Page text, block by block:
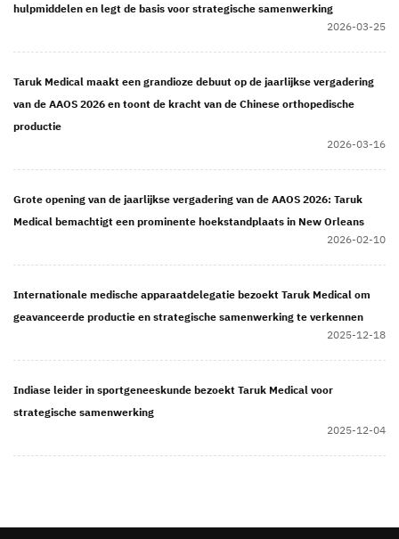
hulpmiddelen en legt de basis voor strategische samenwerking
2026-03-25
Taruk Medical maakt een grandioze debuut op de jaarlijkse vergadering
van de AAOS 2026 en toont de kracht van de Chinese orthopedische
productie
2026-03-16
Grote opening van de jaarlijkse vergadering van de AAOS 2026: Taruk
Medical bemachtigt een prominente hoekstandplaats in New Orleans
2026-02-10
Internationale medische apparaatdelegatie bezoekt Taruk Medical om
geavanceerde productie en strategische samenwerking te verkennen
2025-12-18
Indiase leider in sportgeneeskunde bezoekt Taruk Medical voor
strategische samenwerking
2025-12-04